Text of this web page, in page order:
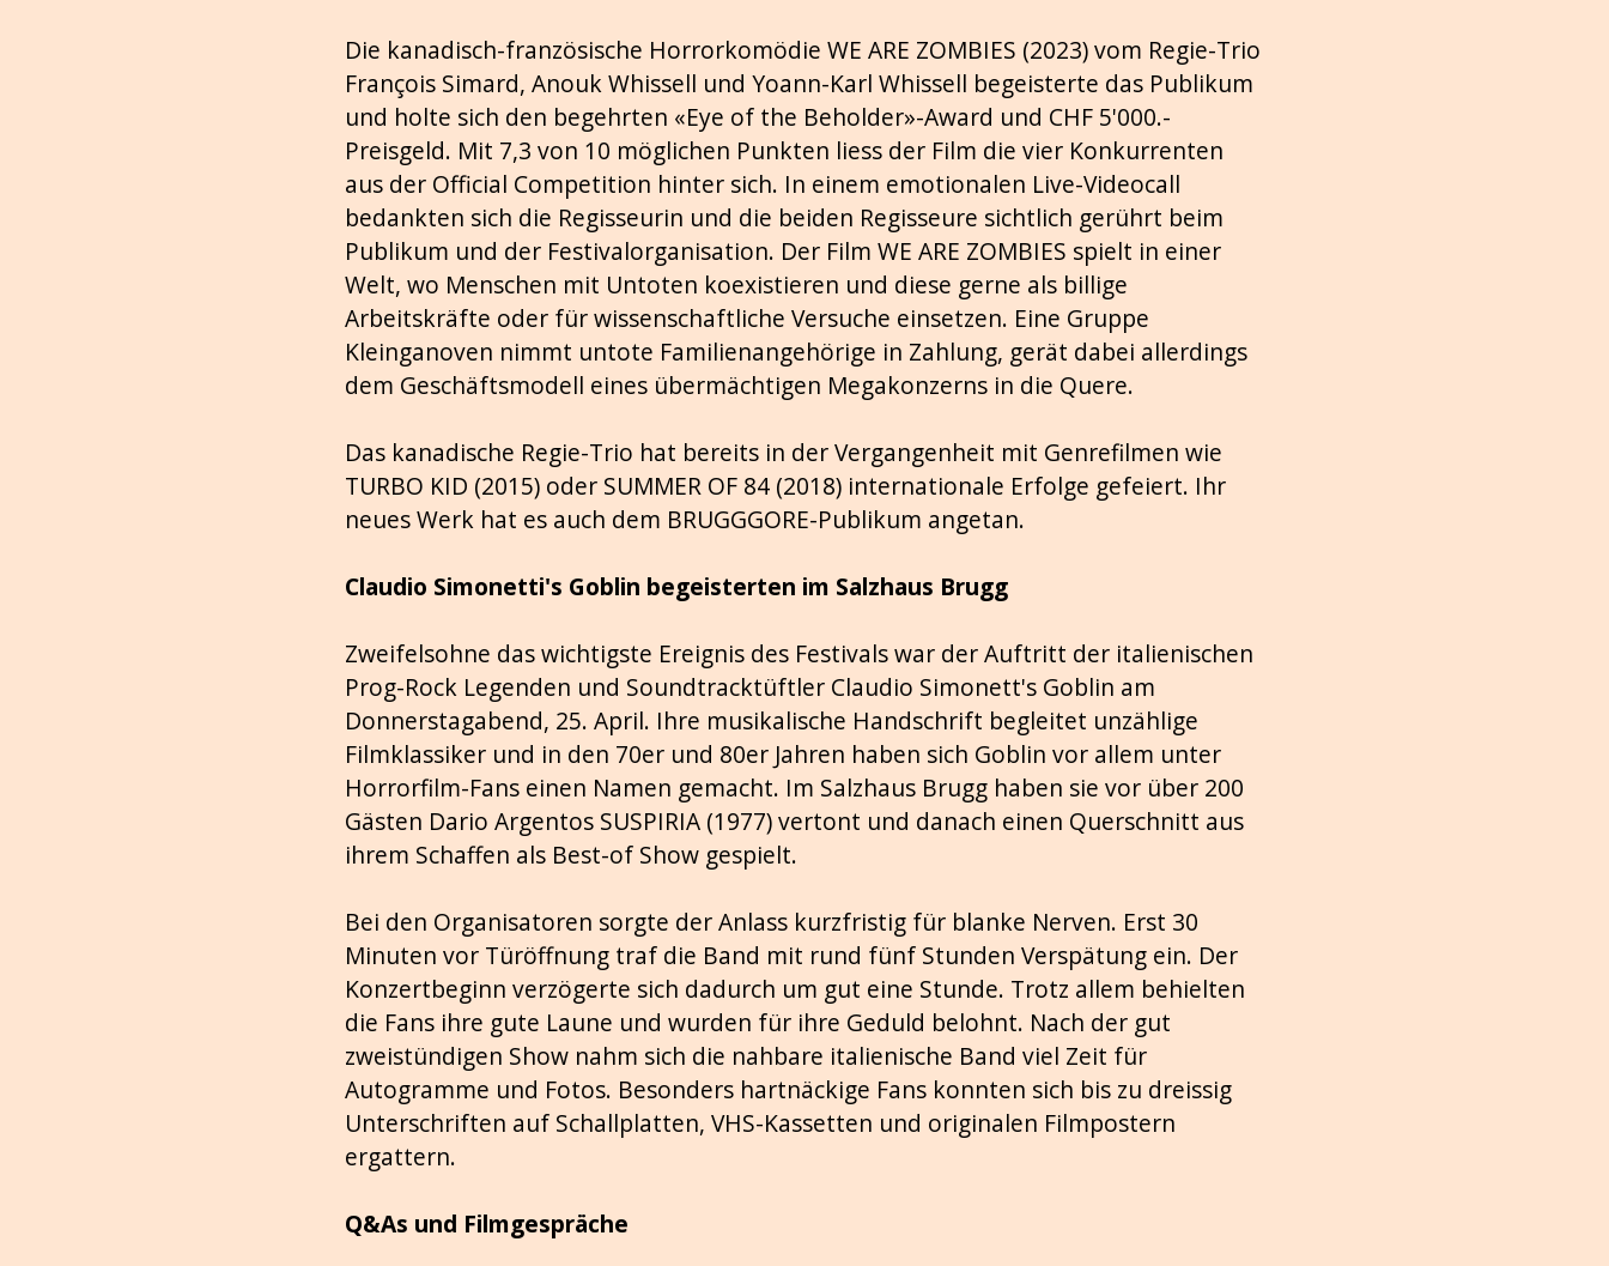
Die kanadisch-französische Horrorkomödie WE ARE ZOMBIES (2023) vom Regie-Trio
François Simard, Anouk Whissell und Yoann-Karl Whissell begeisterte das Publikum
und holte sich den begehrten «Eye of the Beholder»-Award und CHF 5'000.-
Preisgeld. Mit 7,3 von 10 möglichen Punkten liess der Film die vier Konkurrenten
aus der Official Competition hinter sich. In einem emotionalen Live-Videocall
bedankten sich die Regisseurin und die beiden Regisseure sichtlich gerührt beim
Publikum und der Festivalorganisation. Der Film WE ARE ZOMBIES spielt in einer
Welt, wo Menschen mit Untoten koexistieren und diese gerne als billige
Arbeitskräfte oder für wissenschaftliche Versuche einsetzen. Eine Gruppe
Kleinganoven nimmt untote Familienangehörige in Zahlung, gerät dabei allerdings
dem Geschäftsmodell eines übermächtigen Megakonzerns in die Quere.
Das kanadische Regie-Trio hat bereits in der Vergangenheit mit Genrefilmen wie
TURBO KID (2015) oder SUMMER OF 84 (2018) internationale Erfolge gefeiert. Ihr
neues Werk hat es auch dem BRUGGGORE-Publikum angetan.
Claudio Simonetti's Goblin begeisterten im Salzhaus Brugg
Zweifelsohne das wichtigste Ereignis des Festivals war der Auftritt der italienischen
Prog-Rock Legenden und Soundtracktüftler Claudio Simonett's Goblin am
Donnerstagabend, 25. April. Ihre musikalische Handschrift begleitet unzählige
Filmklassiker und in den 70er und 80er Jahren haben sich Goblin vor allem unter
Horrorfilm-Fans einen Namen gemacht. Im Salzhaus Brugg haben sie vor über 200
Gästen Dario Argentos SUSPIRIA (1977) vertont und danach einen Querschnitt aus
ihrem Schaffen als Best-of Show gespielt.
Bei den Organisatoren sorgte der Anlass kurzfristig für blanke Nerven. Erst 30
Minuten vor Türöffnung traf die Band mit rund fünf Stunden Verspätung ein. Der
Konzertbeginn verzögerte sich dadurch um gut eine Stunde. Trotz allem behielten
die Fans ihre gute Laune und wurden für ihre Geduld belohnt. Nach der gut
zweistündigen Show nahm sich die nahbare italienische Band viel Zeit für
Autogramme und Fotos. Besonders hartnäckige Fans konnten sich bis zu dreissig
Unterschriften auf Schallplatten, VHS-Kassetten und originalen Filmpostern
ergattern.
Q&As und Filmgespräche